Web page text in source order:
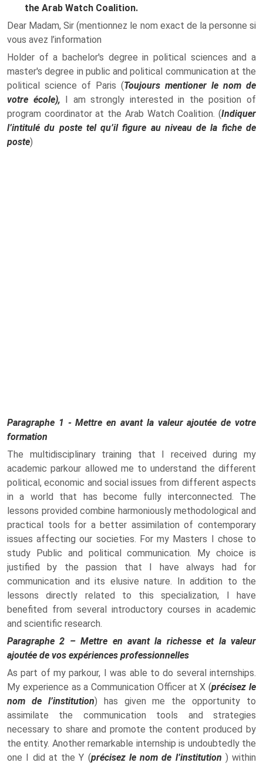
the Arab Watch Coalition.
Dear Madam, Sir (mentionnez le nom exact de la personne si
vous avez l’information
Holder of a bachelor's degree in political sciences and a
master's degree in public and political communication at the
political science of Paris (Toujours mentioner le nom de
votre école), I am strongly interested in the position of
program coordinator at the Arab Watch Coalition. (Indiquer
l’intitulé du poste tel qu’il figure au niveau de la fiche de
poste)
Paragraphe 1 - Mettre en avant la valeur ajoutée de votre
formation
The multidisciplinary training that I received during my
academic parkour allowed me to understand the different
political, economic and social issues from different aspects
in a world that has become fully interconnected. The
lessons provided combine harmoniously methodological and
practical tools for a better assimilation of contemporary
issues affecting our societies. For my Masters I chose to
study Public and political communication. My choice is
justified by the passion that I have always had for
communication and its elusive nature. In addition to the
lessons directly related to this specialization, I have
benefited from several introductory courses in academic
and scientific research.
Paragraphe 2 – Mettre en avant la richesse et la valeur
ajoutée de vos expériences professionnelles
As part of my parkour, I was able to do several internships.
My experience as a Communication Officer at X (précisez le
nom de l’institution) has given me the opportunity to
assimilate the communication tools and strategies
necessary to share and promote the content produced by
the entity. Another remarkable internship is undoubtedly the
one I did at the Y (précisez le nom de l’institution ) within